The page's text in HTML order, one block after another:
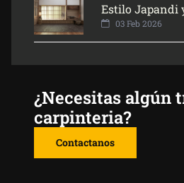
Estilo Japandi
03 Feb 2026
¿Necesitas algún
carpinteria?
Contactanos